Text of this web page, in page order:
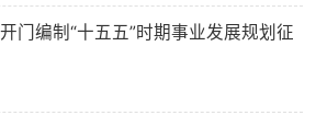
门编制“十五五”时期事业发展规划征